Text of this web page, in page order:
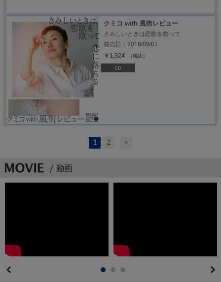
クミコ with 風街レビュー
さみしいときは恋歌を歌って
発売日：2016/09/07
￥1,324
（税込）
1 2 >